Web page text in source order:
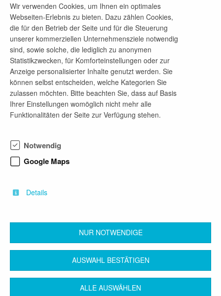
Telefon-Nr.
07644805653
E-Mail-Adresse
K.Liske@freyler.de
Mehr Jobangebote dieses Unternehmens
Architekt (m/w/d)
vor 1 Monat
zurück
Wir verwenden Cookies, um Ihnen ein optimales
Webseiten-Erlebnis zu bieten. Dazu zählen Cookies,
die für den Betrieb der Seite und für die Steuerung
unserer kommerziellen Unternehmensziele notwendig
sind, sowie solche, die lediglich zu anonymen
Statistikzwecken, für Komforteinstellungen oder zur
Anzeige personalisierter Inhalte genutzt werden. Sie
können selbst entscheiden, welche Kategorien Sie
zulassen möchten. Bitte beachten Sie, dass auf Basis
Ihrer Einstellungen womöglich nicht mehr alle
Funktionalitäten der Seite zur Verfügung stehen.
Notwendig
Google Maps
Details
NUR NOTWENDIGE
AUSWAHL BESTÄTIGEN
ALLE AUSWÄHLEN